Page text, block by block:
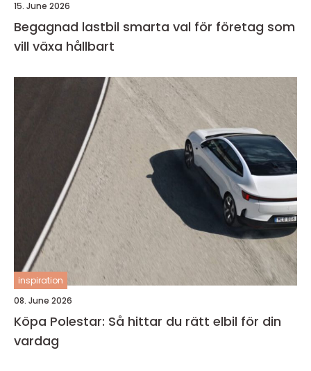
15. June 2026
Begagnad lastbil smarta val för företag som
vill växa hållbart
inspiration
08. June 2026
Köpa Polestar: Så hittar du rätt elbil för din
vardag